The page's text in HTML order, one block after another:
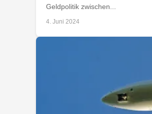
Geldpolitik zwischen...
4. Juni 2024